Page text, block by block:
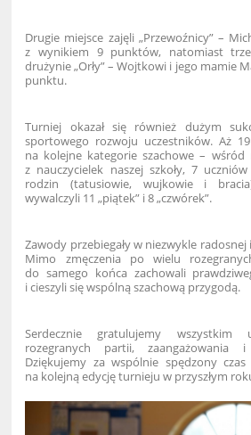
Drugie miejsce zajęli „Przewoźnicy” –
z wynikiem 9 punktów, natomiast
drużynie „Orły” – Wojtkowi i jego mamie
punktu.
Turniej okazał się również dużym
sportowego rozwoju uczestników. Aż
na kolejne kategorie szachowe – wśród
z nauczycielek naszej szkoły, 7
rodzin (tatusiowie, wujkowie i
wywalczyli 11 „piątek” i 8 „czwórek”.
Zawody przebiegały w niezwykle
Mimo zmęczenia po wielu
do samego końca zachowali
i cieszyli się wspólną szachową przygodą.
Serdecznie gratulujemy wszystkim
rozegranych partii, zaangażowania
Dziękujemy za wspólnie spędzony
na kolejną edycję turnieju w przyszłym